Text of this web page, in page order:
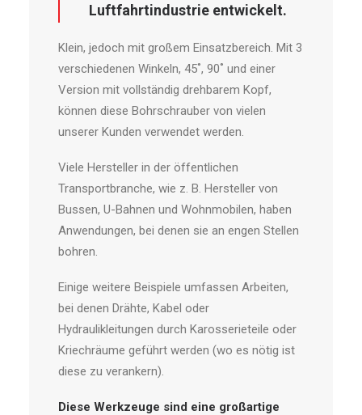
Luftfahrtindustrie entwickelt.
Klein, jedoch mit großem Einsatzbereich. Mit 3
verschiedenen Winkeln, 45˚, 90˚ und einer
Version mit vollständig drehbarem Kopf,
können diese Bohrschrauber von vielen
unserer Kunden verwendet werden.
Viele Hersteller in der öffentlichen
Transportbranche, wie z. B. Hersteller von
Bussen, U-Bahnen und Wohnmobilen, haben
Anwendungen, bei denen sie an engen Stellen
bohren.
Einige weitere Beispiele umfassen Arbeiten,
bei denen Drähte, Kabel oder
Hydraulikleitungen durch Karosserieteile oder
Kriechräume geführt werden (wo es nötig ist
diese zu verankern).
Diese Werkzeuge sind eine großartige